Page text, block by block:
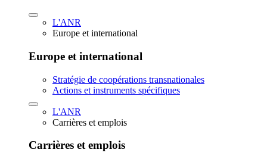
L'ANR
Europe et international
Europe et international
Stratégie de coopérations transnationales
Actions et instruments spécifiques
L'ANR
Carrières et emplois
Carrières et emplois